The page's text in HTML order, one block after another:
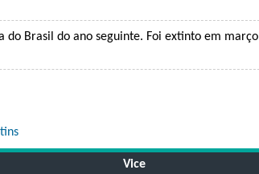
do Brasil do ano seguinte. Foi extinto em março
Vice